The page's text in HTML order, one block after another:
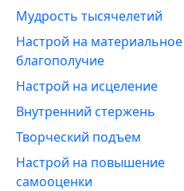
Мудрость тысячелетий
Настрой на материальное
благополучие
Настрой на исцеление
Внутренний стержень
Творческий подъем
Настрой на повышение
самооценки